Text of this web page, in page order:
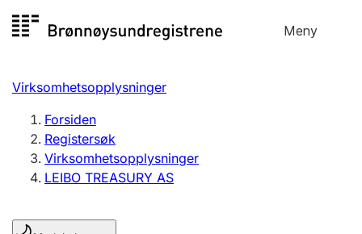
til
Meny
Registersøk
Aksjeselskap
Enkeltpersonforetak
Registrere, endre, slette
Virksomhetsopplysninger
Forsiden
Registersøk
Virksomhetsopplysninger
LEIBO TREASURY AS